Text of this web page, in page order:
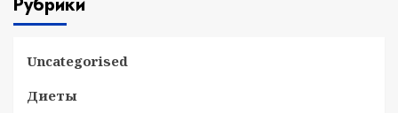
Uncategorised
Диеты